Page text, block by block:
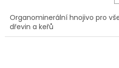
Organominerální hnojivo pro
dřevin a keřů